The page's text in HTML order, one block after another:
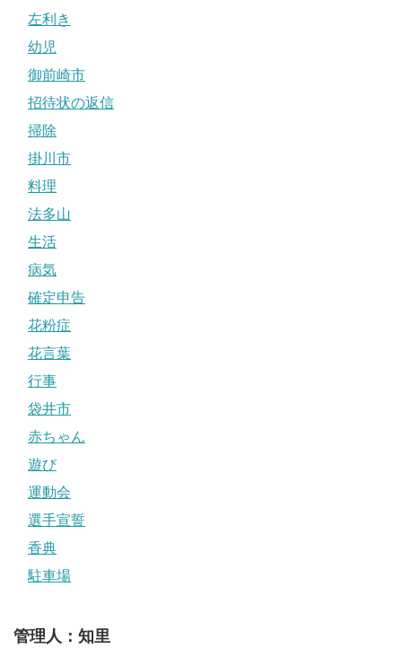
左利き
幼児
御前崎市
招待状の返信
掃除
掛川市
料理
法多山
生活
病気
確定申告
花粉症
花言葉
行事
袋井市
赤ちゃん
遊び
運動会
選手宣誓
香典
駐車場
管理人：知里